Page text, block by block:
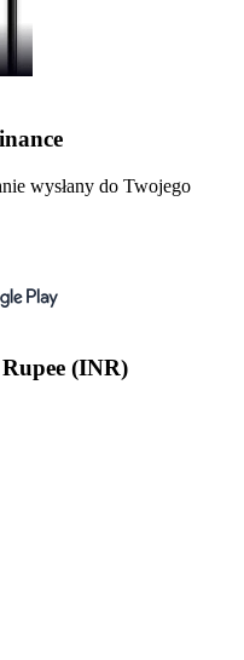
wysłany do Twojego
(INR)